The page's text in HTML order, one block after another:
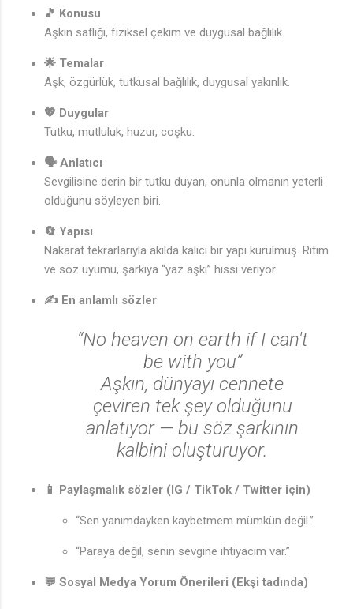
🎵 Konusu
Aşkın saflığı, fiziksel çekim ve duygusal bağlılık.
🌟 Temalar
Aşk, özgürlük, tutkusal bağlılık, duygusal yakınlık.
💖 Duygular
Tutku, mutluluk, huzur, coşku.
🗣️ Anlatıcı
Sevgilisine derin bir tutku duyan, onunla olmanın yeterli
olduğunu söyleyen biri.
🔄 Yapısı
Nakarat tekrarlarıyla akılda kalıcı bir yapı kurulmuş. Ritim
ve söz uyumu, şarkıya “yaz aşkı” hissi veriyor.
✍️ En anlamlı sözler
“No heaven on earth if I can't
be with you”
Aşkın, dünyayı cennete
çeviren tek şey olduğunu
anlatıyor — bu söz şarkının
kalbini oluşturuyor.
📱 Paylaşmalık sözler (IG / TikTok / Twitter için)
“Sen yanımdayken kaybetmem mümkün değil.”
“Paraya değil, senin sevgine ihtiyacım var.”
💬 Sosyal Medya Yorum Önerileri (Ekşi tadında)